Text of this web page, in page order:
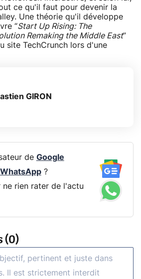
ce qu'il faut pour devenir la
Une théorie qu'il développe
“Start Up Rising: The
Remaking the Middle East”
site TechCrunch lors d'une
GIRON
de Google
WhatsApp?
ne rien rater de l'actu
(0)